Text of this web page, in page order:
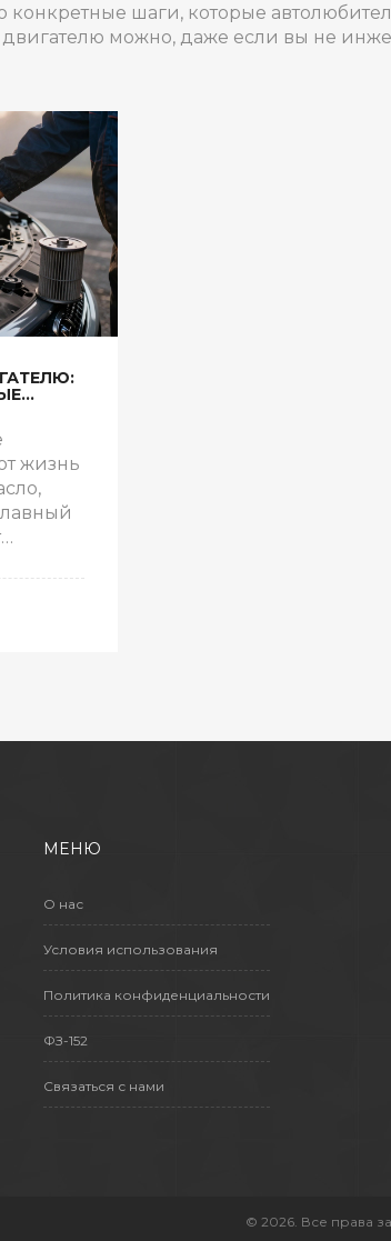
конкретные шаги, которые
можно, даже если вы не
жизнь
МЕНЮ
О нас
Условия использования
Политика конфиденциальности
ФЗ-152
Связаться с нами
© 2026. Все права